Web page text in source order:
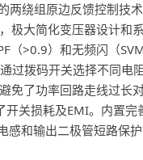
两绕组原边反馈控制
极大简化变压器设计和
（>0.9）和无频闪（
过拨码开关选择不同
免了功率回路走线过长
开关损耗及EMI。内置
感和输出二极管短路保